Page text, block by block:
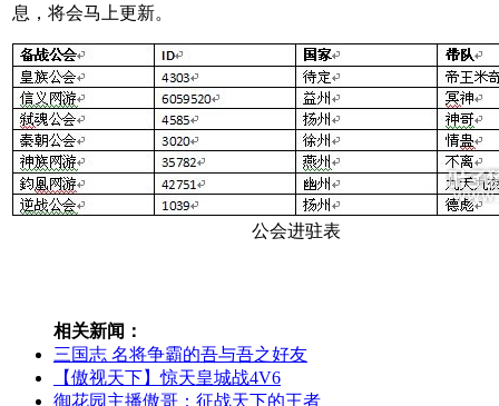
息，将会马上更新。
公会进驻表
相关新闻：
三国志 名将争霸的吾与吾之好友
【傲视天下】惊天皇城战4V6
御花园主播傲哥：征战天下的王者